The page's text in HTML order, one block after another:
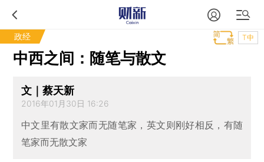
政经 T中
中西之间：随笔与散文
文｜蔡天新
2016年01月30日 16:26
中文里有散文家而无随笔家，英文则刚好相反，有随
笔家而无散文家